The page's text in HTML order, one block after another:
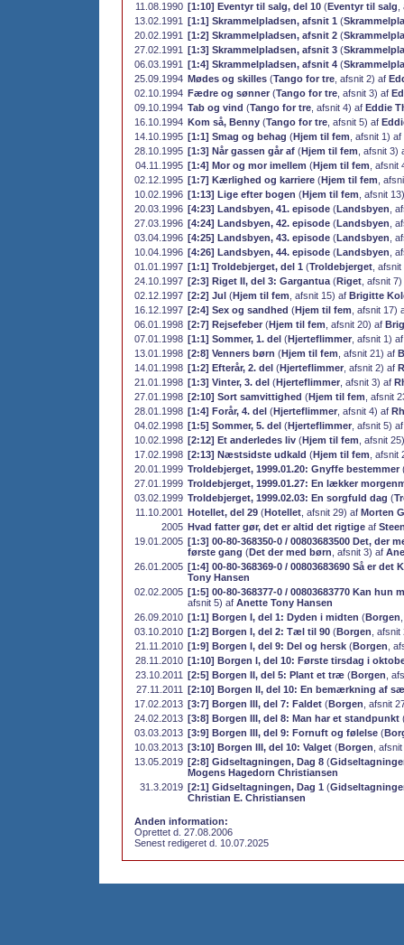
11.08.1990 [1:10] Eventyr til salg, del 10 (Eventyr til salg
13.02.1991 [1:1] Skrammelpladsen, afsnit 1 (
20.02.1991 [1:2] Skrammelpladsen, afsnit 2 (
27.02.1991 [1:3] Skrammelpladsen, afsnit 3 (
06.03.1991 [1:4] Skrammelpladsen, afsnit 4 (
25.09.1994 Mødes og skilles (Tango for tre , afsnit 2) af
02.10.1994 Fædre og sønner (Tango for tre , afsnit 3) af
09.10.1994 Tab og vind (Tango for tre , afsnit 4) af Eddie
16.10.1994 Kom så, Benny (Tango for tre , afsnit 5) af
14.10.1995 [1:1] Smag og behag (Hjem til fem , afsnit 1) af
28.10.1995 [1:3] Når gassen går af (Hjem til fem , afsnit 3)
04.11.1995 [1:4] Mor og mor imellem (Hjem til fem ,
02.12.1995 [1:7] Kærlighed og karriere (Hjem til fem ,
10.02.1996 [1:13] Lige efter bogen (Hjem til fem , afsnit
20.03.1996 [4:23] Landsbyen, 41. episode (Landsbyen ,
27.03.1996 [4:24] Landsbyen, 42. episode (Landsbyen ,
03.04.1996 [4:25] Landsbyen, 43. episode (Landsbyen ,
10.04.1996 [4:26] Landsbyen, 44. episode (Landsbyen ,
01.01.1997 [1:1] Troldebjerget, del 1 (Troldebjerget ,
24.10.1997 [2:3] Riget II, del 3: Gargantua (Riget , afsnit
02.12.1997 [2:2] Jul (Hjem til fem , afsnit 15) af Brigitte
16.12.1997 [2:4] Sex og sandhed (Hjem til fem , afsnit 17)
06.01.1998 [2:7] Rejsefeber (Hjem til fem , afsnit 20) af
07.01.1998 [1:1] Sommer, 1. del (Hjerteflimmer , afsnit 1)
13.01.1998 [2:8] Venners børn (Hjem til fem , afsnit 21) af
14.01.1998 [1:2] Efterår, 2. del (Hjerteflimmer , afsnit 2) af
21.01.1998 [1:3] Vinter, 3. del (Hjerteflimmer , afsnit 3) af
27.01.1998 [2:10] Sort samvittighed (Hjem til fem , afsnit
28.01.1998 [1:4] Forår, 4. del (Hjerteflimmer , afsnit 4) af
04.02.1998 [1:5] Sommer, 5. del (Hjerteflimmer , afsnit 5)
10.02.1998 [2:12] Et anderledes liv (Hjem til fem , afsnit
17.02.1998 [2:13] Næstsidste udkald (Hjem til fem ,
20.01.1999 Troldebjerget, 1999.01.20: Gnyffe bestemmer
27.01.1999 Troldebjerget, 1999.01.27: En lækker
03.02.1999 Troldebjerget, 1999.02.03: En sorgfuld dag (
11.10.2001 Hotellet, del 29 (Hotellet , afsnit 29) af Morten
2005 Hvad fatter gør, det er altid det rigtige af
19.01.2005 [1:3] 00-80-368350-0 / 00803683500 Det, der
første gang (Det der med børn , afsnit 3) af
26.01.2005 [1:4] 00-80-368369-0 / 00803683690 Så er
Tony Hansen
02.02.2005 [1:5] 00-80-368377-0 / 00803683770 Kan
afsnit 5) af Anette Tony Hansen
26.09.2010 [1:1] Borgen I, del 1: Dyden i midten (Borgen
03.10.2010 [1:2] Borgen I, del 2: Tæl til 90 (Borgen ,
21.11.2010 [1:9] Borgen I, del 9: Del og hersk (Borgen ,
28.11.2010 [1:10] Borgen I, del 10: Første tirsdag i
23.10.2011 [2:5] Borgen II, del 5: Plant et træ (Borgen ,
27.11.2011 [2:10] Borgen II, del 10: En bemærkning af
17.02.2013 [3:7] Borgen III, del 7: Faldet (Borgen , afsnit
24.02.2013 [3:8] Borgen III, del 8: Man har et standpunkt
03.03.2013 [3:9] Borgen III, del 9: Fornuft og følelse (
10.03.2013 [3:10] Borgen III, del 10: Valget (Borgen ,
13.05.2019 [2:8] Gidseltagningen, Dag 8 (
Mogens Hagedorn Christiansen
31.3.2019 [2:1] Gidseltagningen, Dag 1 (
Christian E. Christiansen
Anden information:
Oprettet d. 27.08.2006
Senest redigeret d. 10.07.2025